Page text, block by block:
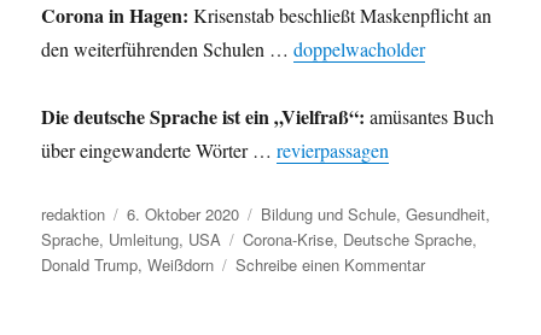
Corona in Hagen: Krisenstab beschließt Maskenpflicht an
den weiterführenden Schulen …doppelwacholder
Die deutsche Sprache ist ein „Vielfraß“: amüsantes Buch
über eingewanderte Wörter …revierpassagen
Autor
redaktion
Veröffentlicht
am
6. Oktober 2020 Kategorien
Bildung und Schule,Gesundheit,
Sprache, Umleitung, USA Schlagwörter
Corona-Krise, Deutsche Sprache,
Donald Trump,Weißdorn Schreibe einen Kommentarzu